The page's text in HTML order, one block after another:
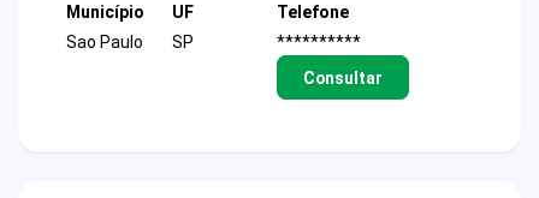
Município
Sao Paulo
UF
SP
Telefone
**********
Consultar